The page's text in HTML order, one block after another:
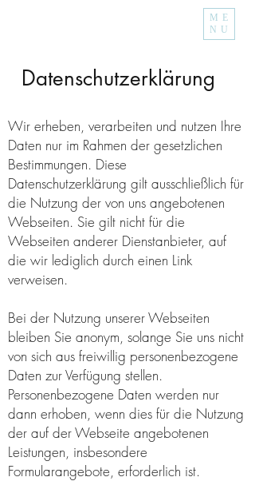
ME
NU
Datenschutzerklärung
Wir erheben, verarbeiten und nutzen Ihre
Daten nur im Rahmen der gesetzlichen
Bestimmungen. Diese
Datenschutzerklärung gilt ausschließlich für
die Nutzung der von uns angebotenen
Webseiten. Sie gilt nicht für die
Webseiten anderer Dienstanbieter, auf
die wir lediglich durch einen Link
verweisen.
Bei der Nutzung unserer Webseiten
bleiben Sie anonym, solange Sie uns nicht
von sich aus freiwillig personenbezogene
Daten zur Verfügung stellen.
Personenbezogene Daten werden nur
dann erhoben, wenn dies für die Nutzung
der auf der Webseite angebotenen
Leistungen, insbesondere
Formularangebote, erforderlich ist.